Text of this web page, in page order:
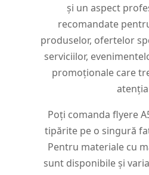
și un aspect
recomandate
produselor, ofertelor
serviciilor,
promoționale care
Poți comanda flyere
tipărite pe o singură
Pentru materiale cu
sunt disponibile și